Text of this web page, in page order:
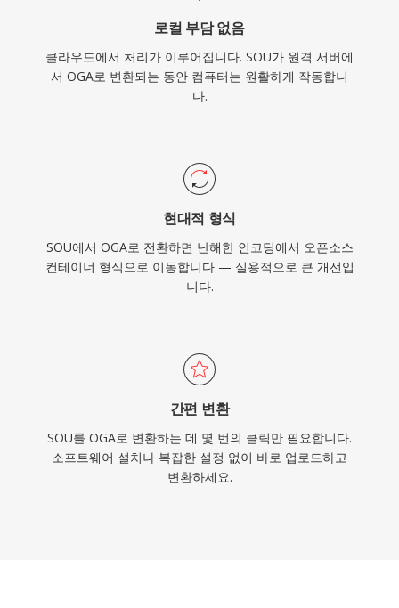
로컬 부담 없음
클라우드에서 처리가 이루어집니다. SOU가 원격 서버에
서 OGA로 변환되는 동안 컴퓨터는 원활하게 작동합니
다.
현대적 형식
SOU에서 OGA로 전환하면 난해한 인코딩에서 오픈소스
컨테이너 형식으로 이동합니다 — 실용적으로 큰 개선입
니다.
간편 변환
SOU를 OGA로 변환하는 데 몇 번의 클릭만 필요합니다.
소프트웨어 설치나 복잡한 설정 없이 바로 업로드하고
변환하세요.